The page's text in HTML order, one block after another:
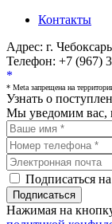
Контакты
Адрес: г.
Телефон: +7 (967)
*
* Meta запрещена на
Узнать о
Мы уведомим вас,
Подписаться
Подписаться
Нажимая на